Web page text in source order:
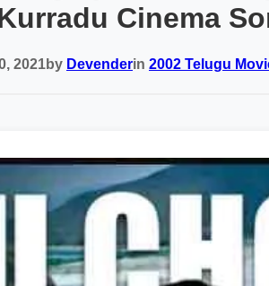
Cinema
2021by Devenderin 2002 Telugu